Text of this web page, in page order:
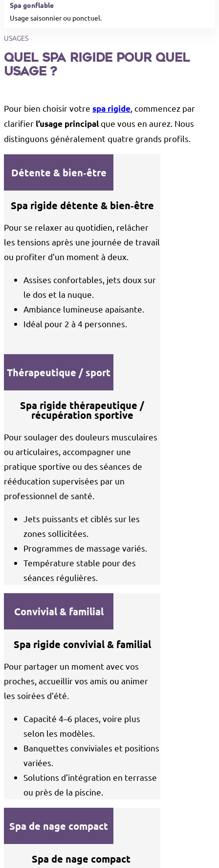
Usage saisonnier ou ponctuel.
USAGES
Quel spa rigide pour quel
usage ?
Pour bien choisir votre spa rigide , commencez par
clarifier l’usage principalque vous en aurez. Nous
distinguons généralement quatre grands profils.
Détente & bien‑être
Spa rigide détente & bien‑être
Pour se relaxer au quotidien, relâcher
les tensions après une journée de travail
ou profiter d’un moment à deux.
Assises confortables, jets doux sur
le dos et la nuque.
Ambiance lumineuse apaisante.
Idéal pour 2 à 4 personnes.
Thérapeutique / sport
Spa rigide thérapeutique /
récupération sportive
Pour soulager des douleurs musculaires
ou articulaires, accompagner une
pratique sportive ou des séances de
rééducation supervisées par un
professionnel de santé.
Jets puissants et ciblés sur les
zones sollicitées.
Programmes de massage variés.
Température stable pour des
séances régulières.
Convivial & familial
Spa rigide convivial & familial
Pour partager un moment avec vos
proches, accueillir vos amis ou animer
les soirées d’été.
Capacité 4–6 places, voire plus
selon les modèles.
Banquettes conviviales et positions
variées.
Solutions d’intégration en terrasse
ou près de la piscine.
Spa de nage compact
Spa de nage compact